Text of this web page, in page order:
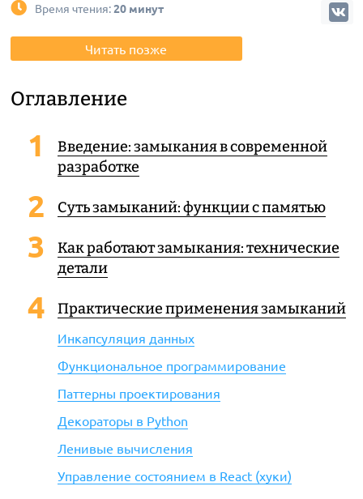
Время чтения:20 минут
Читать позже
Оглавление
Введение: замыкания в современной
разработке
Суть замыканий: функции с памятью
Как работают замыкания: технические
детали
Практические применения замыканий
Инкапсуляция данных
Функциональное программирование
Паттерны проектирования
Декораторы в Python
Ленивые вычисления
Управление состоянием в React (хуки)